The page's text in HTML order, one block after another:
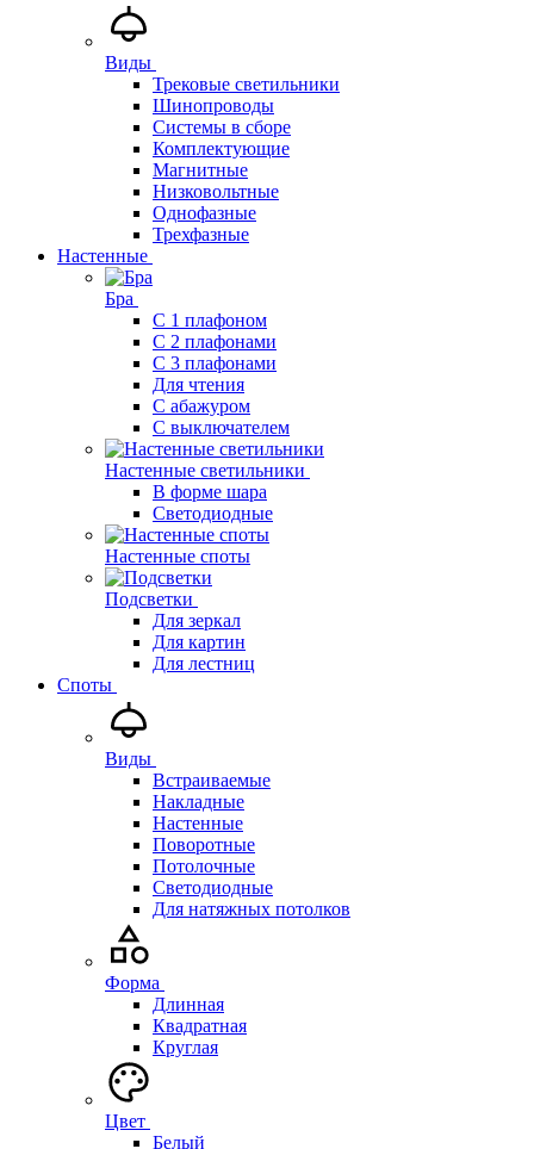
Виды
Трековые светильники
Шинопроводы
Системы в сборе
Комплектующие
Магнитные
Низковольтные
Однофазные
Трехфазные
Настенные
Бра
С 1 плафоном
С 2 плафонами
С 3 плафонами
Для чтения
С абажуром
С выключателем
Настенные светильники
В форме шара
Светодиодные
Настенные споты
Подсветки
Для зеркал
Для картин
Для лестниц
Споты
Виды
Встраиваемые
Накладные
Настенные
Поворотные
Потолочные
Светодиодные
Для натяжных потолков
Форма
Длинная
Квадратная
Круглая
Цвет
Белый